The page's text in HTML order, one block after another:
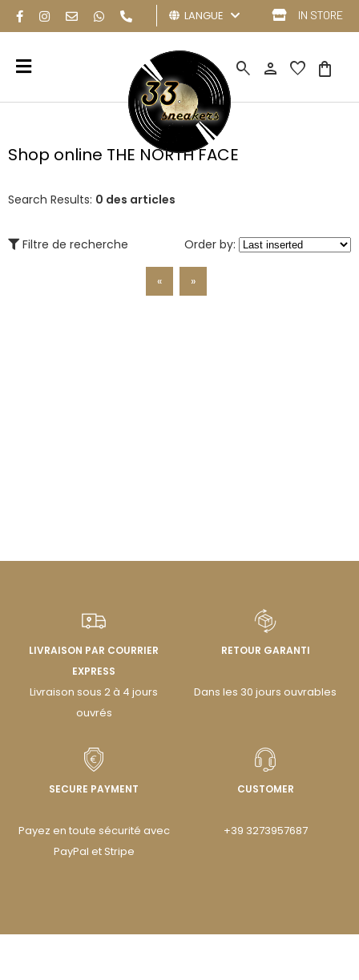
LANGUE IN STORE
search person favorite shopping_bag
Shop online THE NORTH FACE
Search Results: 0 des articles
Filtre de recherche Order by:
« »
LIVRAISON PAR COURRIER
EXPRESS
Livraison sous 2 à 4 jours
ouvrés
RETOUR GARANTI
Dans les 30 jours ouvrables
SECURE PAYMENT
Payez en toute sécurité avec
PayPal et Stripe
CUSTOMER
+39 3273957687